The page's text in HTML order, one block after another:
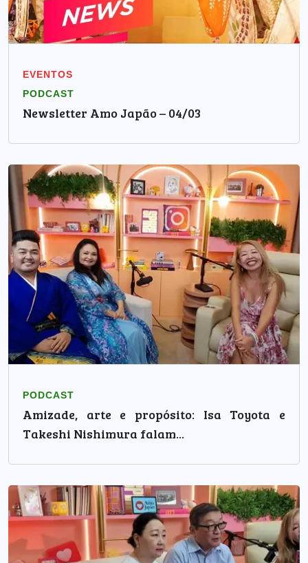
EVENTOS
PODCAST
Newsletter Amo Japão – 04/03
PODCAST
Amizade, arte e propósito: Isa Toyota e
Takeshi Nishimura falam...